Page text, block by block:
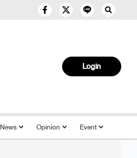
Login
News Opinion Event